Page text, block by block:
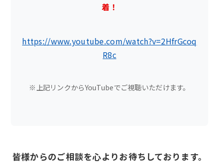
着！
https://www.youtube.com/watch?v=2HfrGcoq
R8c
※上記リンクからYouTubeでご視聴いただけます。
皆様からのご相談を心よりお待ちしております。